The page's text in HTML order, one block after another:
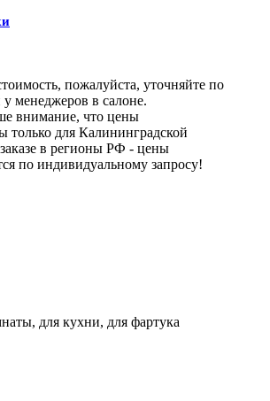
пожалуйста, уточняйте по
у менеджеров в салоне.
внимание, что цены
только для Калининградской
в регионы РФ - цены
по индивидуальному запросу!
для кухни, для фартука